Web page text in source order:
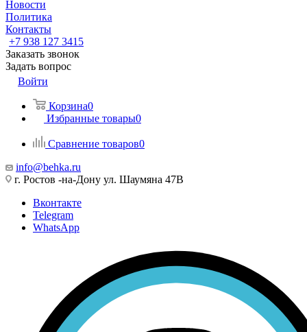
Новости
Политика
Контакты
+7 938 127 3415
Заказать звонок
Задать вопрос
Войти
Корзина0
Избранные товары0
Сравнение товаров0
info@behka.ru
г. Ростов -на-Дону ул. Шаумяна 47В
Вконтакте
Telegram
WhatsApp